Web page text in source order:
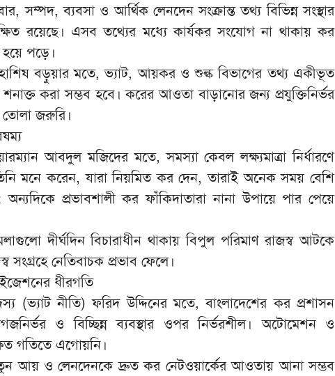
সম্পদ, ব্যবসা ও আর্থিক লেনদেন সংক্রান্ত তথ্য বিভিন্ন সংস্থার
রয়েছে। এসব তথ্যের মধ্যে কার্যকর সংযোগ না থাকায় কর
পড়ে।
স্নেহাশিষ বড়ুয়ার মতে, ভ্যাট, আয়কর ও শুল্ক বিভাগের তথ্য একীভূত
করা সম্ভব হবে। করের আওতা বাড়ানোর জন্য প্রযুক্তিনির্ভর
তোলা জরুরি।
আবদুল মজিদের মতে, সমস্যা কেবল লক্ষ্যমাত্রা নির্ধারণে
মনে করেন, যারা নিয়মিত কর দেন, তারাই অনেক সময় বেশি
প্রভাবশালী কর ফাঁকিদাতারা নানা উপায়ে পার পেয়ে
দীর্ঘদিন বিচারাধীন থাকায় বিপুল পরিমাণ রাজস্ব আটকে
সংগ্রহে নেতিবাচক প্রভাব ফেলে।
ধীরগতি
(ভ্যাট নীতি) ফরিদ উদ্দিনের মতে, বাংলাদেশের কর প্রশাসন
ও বিচ্ছিন্ন ব্যবস্থার ওপর নির্ভরশীল। অটোমেশন ও
গতিতে এগোয়নি।
আয় ও লেনদেনকে দ্রুত কর নেটওয়ার্কের আওতায় আনা সম্ভব